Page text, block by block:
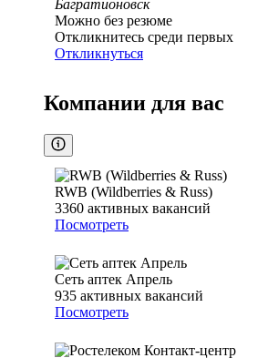
Багратионовск
Можно без резюме
Откликнитесь среди первых
Откликнуться
Компании для вас
RWB (Wildberries & Russ)
3360 активных вакансий
Посмотреть
Сеть аптек Апрель
935 активных вакансий
Посмотреть